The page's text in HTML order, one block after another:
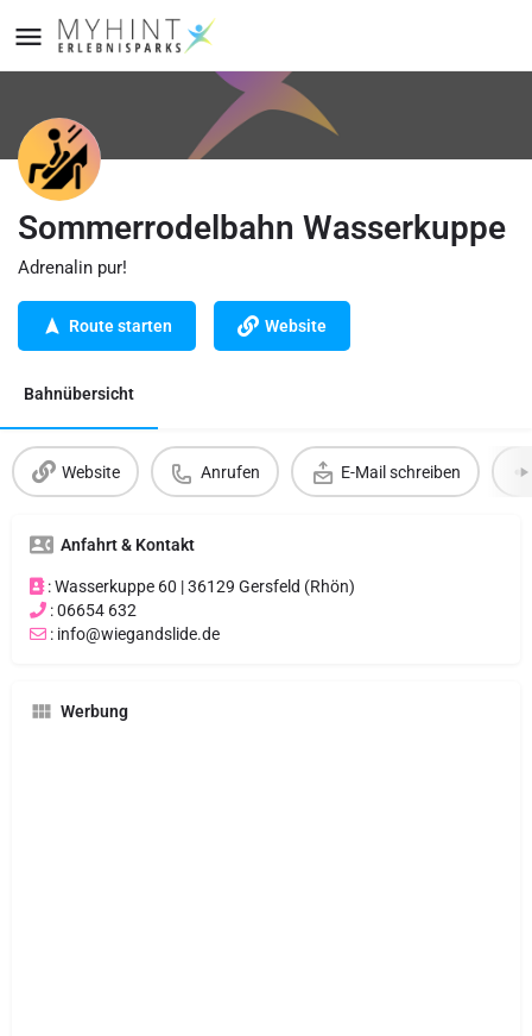
Sommerrodelbahn Wasserkuppe
Adrenalin pur!
Route starten Website
Bahnübersicht
Website Anrufen E-Mail schreiben
Anfahrt & Kontakt
: Wasserkuppe 60 | 36129 Gersfeld (Rhön)
: 06654 632
: info@wiegandslide.de
Werbung